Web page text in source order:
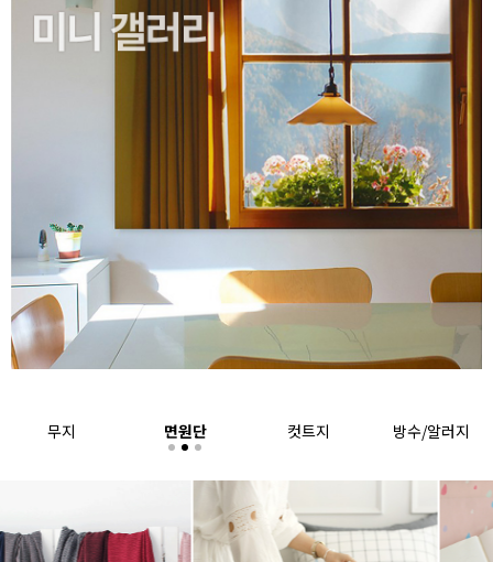
무지 면원단 컷트지 방수/알러지